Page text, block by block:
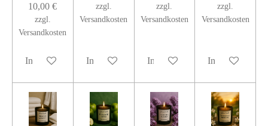
10,00 €
zzgl.
Versandkosten
In den Warenkorb
zzgl.
Versandkosten
In den Warenkorb
zzgl.
Versandkosten
In den Warenkorb
zzgl.
Versandkosten
In den